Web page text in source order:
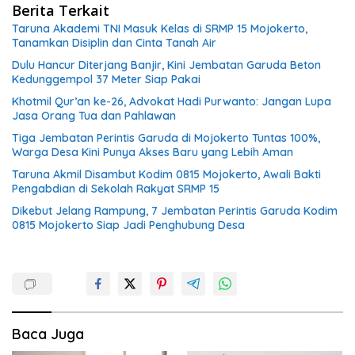
Berita Terkait
Taruna Akademi TNI Masuk Kelas di SRMP 15 Mojokerto,
Tanamkan Disiplin dan Cinta Tanah Air
Dulu Hancur Diterjang Banjir, Kini Jembatan Garuda Beton
Kedunggempol 37 Meter Siap Pakai
Khotmil Qur’an ke-26, Advokat Hadi Purwanto: Jangan Lupa
Jasa Orang Tua dan Pahlawan
Tiga Jembatan Perintis Garuda di Mojokerto Tuntas 100%,
Warga Desa Kini Punya Akses Baru yang Lebih Aman
Taruna Akmil Disambut Kodim 0815 Mojokerto, Awali Bakti
Pengabdian di Sekolah Rakyat SRMP 15
Dikebut Jelang Rampung, 7 Jembatan Perintis Garuda Kodim
0815 Mojokerto Siap Jadi Penghubung Desa
Baca Juga